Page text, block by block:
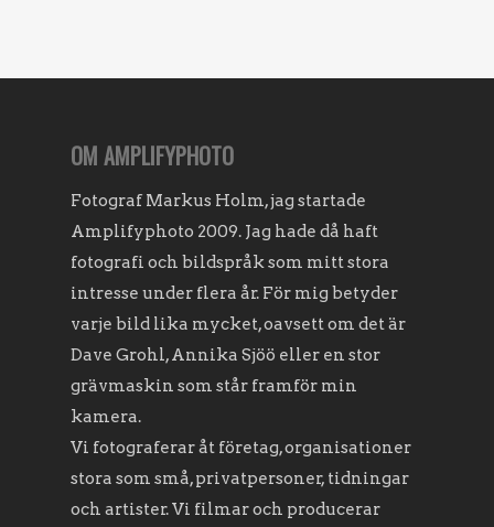
OM AMPLIFYPHOTO
Fotograf Markus Holm, jag startade
Amplifyphoto 2009. Jag hade då haft
fotografi och bildspråk som mitt stora
intresse under flera år. För mig betyder
varje bild lika mycket, oavsett om det är
Dave Grohl, Annika Sjöö eller en stor
grävmaskin som står framför min
kamera.
Vi fotograferar åt företag, organisationer
stora som små, privatpersoner, tidningar
och artister. Vi filmar och producerar